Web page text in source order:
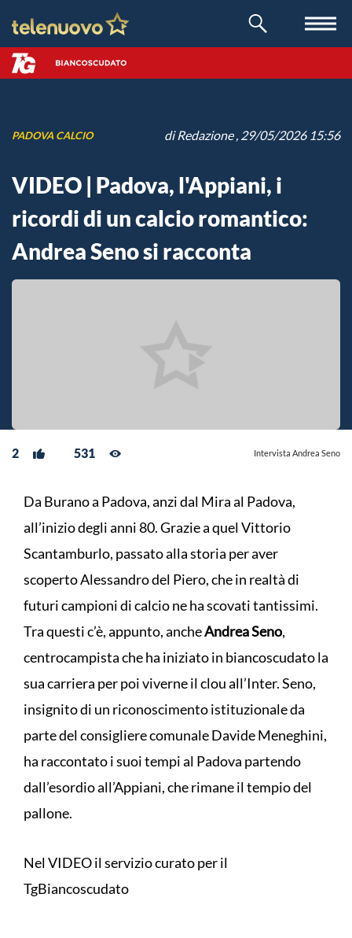
PADOVA CALCIO diRedazione, 29/05/2026 15:56
VIDEO | Padova, l'Appiani, i
ricordi di un calcio romantico:
Andrea Seno si racconta
2 531 Intervista Andrea Seno
Da Burano a Padova, anzi dal Mira al Padova,
all’inizio degli anni 80. Grazie a quel Vittorio
Scantamburlo, passato alla storia per aver
scoperto Alessandro del Piero, che in realtà di
futuri campioni di calcio ne ha scovati tantissimi.
Tra questi c’è, appunto, ancheAndrea Seno,
centrocampista che ha iniziato in biancoscudato la
sua carriera per poi viverne il clou all’Inter. Seno,
insignito di un riconoscimento istituzionale da
parte del consigliere comunale Davide Meneghini,
ha raccontato i suoi tempi al Padova partendo
dall’esordio all’Appiani, che rimane il tempio del
pallone.
Nel VIDEO il servizio curato per il
TgBiancoscudato